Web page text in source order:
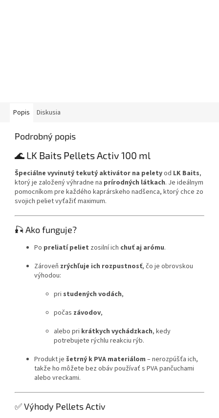
Popis Diskusia
Podrobný popis
🌊 LK Baits Pellets Activ 100 ml
Špeciálne vyvinutý tekutý aktivátor na peletyod LK Baits,
ktorý je založený výhradne na prírodných látkach. Je ideálnym
pomocníkom pre každého kaprárskeho nadšenca, ktorý chce zo
svojich peliet vyťažiť maximum.
🎣 Ako funguje?
Po preliatí peliet zosilní ich chuť aj arómu.
Zároveň zrýchľuje ich rozpustnosť, čo je obrovskou
výhodou:
pri studených vodách,
počas závodov,
alebo pri krátkych vychádzkach, kedy
potrebujete rýchlu reakciu rýb.
Produkt je šetrný k PVA materiálom – nerozpúšťa ich,
takže ho môžete bez obáv používať s PVA pančuchami
alebo vreckami.
✅ Výhody Pellets Activ